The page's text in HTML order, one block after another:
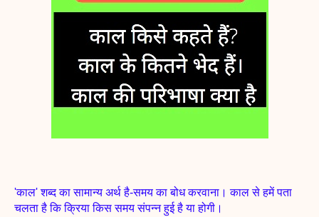
'काल' शब्द का सामान्य अर्थ है-समय का बोध करवाना। काल से हमें पता
चलता है कि क्रिया किस समय संपन्न हुई है या होगी।